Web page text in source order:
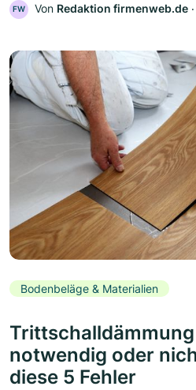
FW Von Redaktion firmenweb.de ‧
Bodenbeläge & Materialien
notwendig oder
diese 5 Fehler